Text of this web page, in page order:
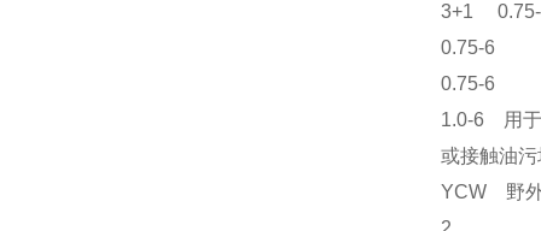
3+1
0.75-6
0.75-6
1.0-6 用于
或接触油
YCW 野